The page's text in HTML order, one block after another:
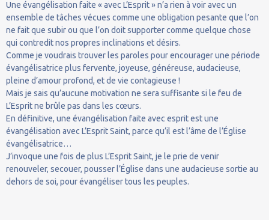
Une évangélisation faite « avec L’Esprit » n’a rien à voir avec un
ensemble de tâches vécues comme une obligation pesante que l’on
ne fait que subir ou que l’on doit supporter comme quelque chose
qui contredit nos propres inclinations et désirs.
Comme je voudrais trouver les paroles pour encourager une période
évangélisatrice plus fervente, joyeuse, généreuse, audacieuse,
pleine d’amour profond, et de vie contagieuse !
Mais je sais qu’aucune motivation ne sera suffisante si le feu de
L’Esprit ne brûle pas dans les cœurs.
En définitive, une évangélisation faite avec esprit est une
évangélisation avec L’Esprit Saint, parce qu’il est l’âme de l’Église
évangélisatrice…
J’invoque une fois de plus L’Esprit Saint, je le prie de venir
renouveler, secouer, pousser l’Église dans une audacieuse sortie au
dehors de soi, pour évangéliser tous les peuples.